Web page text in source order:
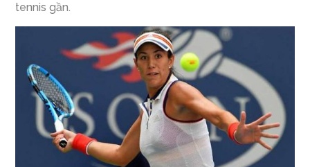
tennis gần.